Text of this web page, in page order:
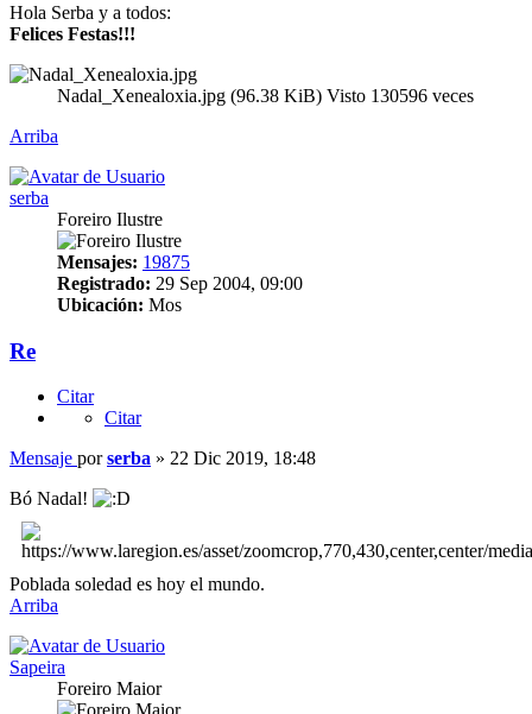
Hola Serba y a todos:
Felices Festas!!!
Nadal_Xenealoxia.jpg (96.38 KiB) Visto 130596 veces
Arriba
serba
Foreiro Ilustre
Mensajes: 19875
Registrado: 29 Sep 2004, 09:00
Ubicación: Mos
Re
Citar
Citar
Mensaje porserba » 22 Dic 2019, 18:48
Bó Nadal!
Poblada soledad es hoy el mundo.
Arriba
Sapeira
Foreiro Maior